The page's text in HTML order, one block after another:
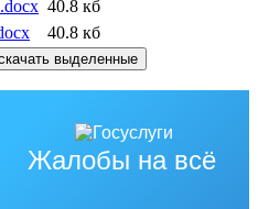
40.8 кб
40.8 кб
выделенные
Жалобы на всё